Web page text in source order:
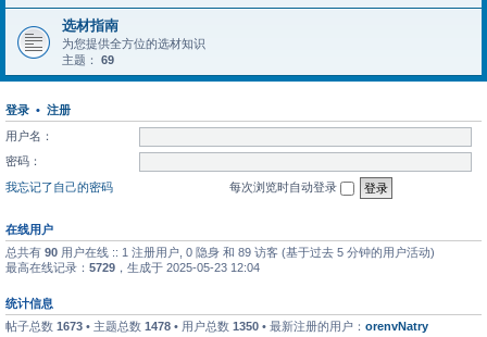
选材指南
为您提供全方位的选材知识
主题： 69
登录 • 注册
用户名：
密码：
我忘记了自己的密码
每次浏览时自动登录
在线用户
总共有 90 用户在线 :: 1 注册用户, 0 隐身 和 89 访客 (基于过去 5 分钟的用户活动)
最高在线记录： 5729 ，生成于 2025-05-23 12:04
统计信息
帖子总数 1673 • 主题总数 1478 • 用户总数 1350 • 最新注册的用户： orenvNatry